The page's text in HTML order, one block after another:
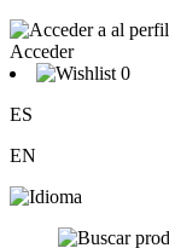
Acceder
0
ES
EN